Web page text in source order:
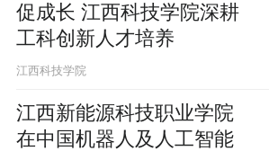
促成长 江西科技学院深耕
工科创新人才培养
江西科技学院
江西新能源科技职业学院
在中国机器人及人工智能